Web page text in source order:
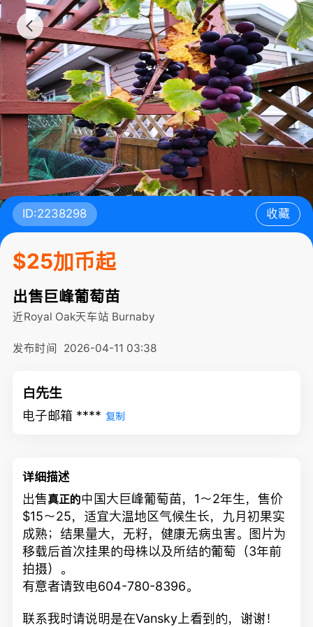
ID:2238298 收藏
$25加币起
出售巨峰葡萄苗
近Royal Oak天车站 Burnaby
发布时间 2026-04-11 03:38
白先生
电子邮箱 **** 复制
详细描述
出售真正的中国大巨峰葡萄苗，1～2年生，售价
$15～25，适宜大温地区气候生长，九月初果实
成熟；结果量大，无籽，健康无病虫害。图片为
移载后首次挂果的母株以及所结的葡萄（3年前
拍摄）。
有意者请致电604-780-8396。
联系我时请说明是在Vansky上看到的，谢谢！